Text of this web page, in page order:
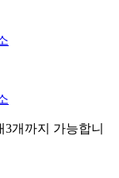
개까지 가능합니